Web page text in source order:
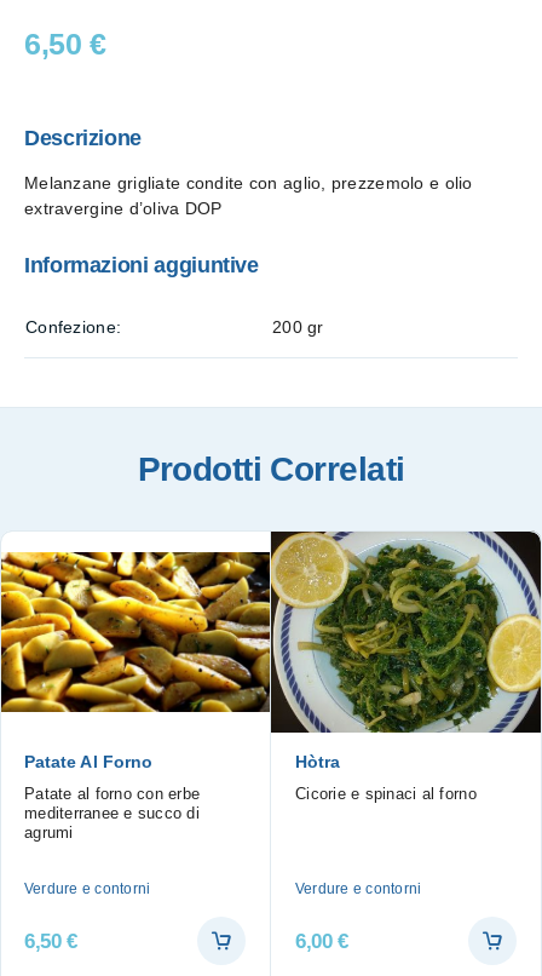
6,50 €
Descrizione
Melanzane grigliate condite con aglio, prezzemolo e olio
extravergine d’oliva DOP
Informazioni aggiuntive
Confezione 200 gr
Prodotti Correlati
Patate Al Forno
Patate al forno con erbe
mediterranee e succo di
agrumi
Verdure e contorni
6,50€
Hòtra
Cicorie e spinaci al forno
Verdure e contorni
6,00€